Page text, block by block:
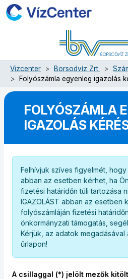
Vizcenter Borsodvíz Zrt.
Folyószámla egyenleg igazolás
FOLYÓSZÁMLA
IGAZOLÁS
Felhívjuk szíves figyelmét, hogy
abban az esetben kérhet, ha
fizetési határidőn túli tartozása
IGAZOLÁST abban az esetben
folyószámláján fizetési
önkormányzati támogatás,
Kérjük, az adatok megadásával
űrlapon!
A csillaggal (*) jelölt mezők